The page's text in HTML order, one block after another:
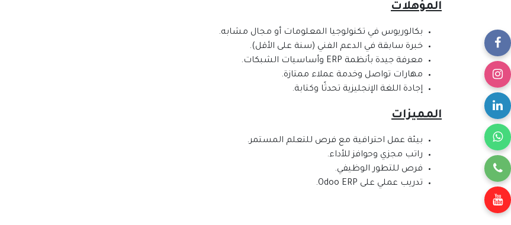
المؤهلات
بكالوريوس في تكنولوجيا المعلومات أو مجال مشابه.
خبرة سابقة في الدعم الفني (سنة على الأقل).
معرفة جيدة بأنظمة ERP وأساسيات الشبكات.
مهارات تواصل وخدمة عملاء ممتازة.
إجادة اللغة الإنجليزية تحدثًا وكتابة.
المميزات
بيئة عمل احترافية مع فرص للتعلم المستمر.
راتب مجزي وحوافز للأداء.
فرص للتطور الوظيفي.
تدريب عملي على Odoo ERP.